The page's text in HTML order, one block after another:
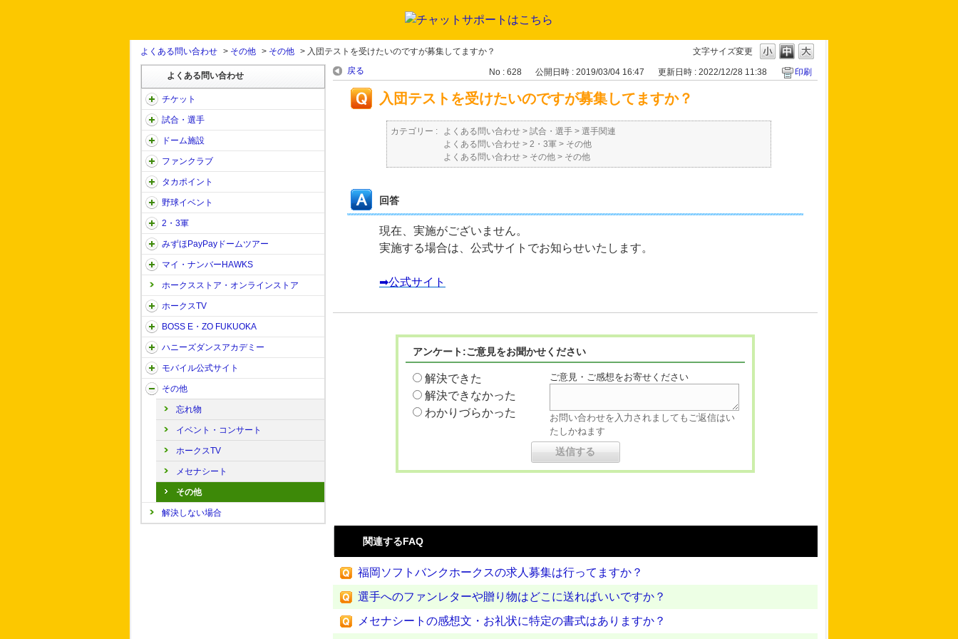
文字サイズ変更
よくある問い合わせ > その他 > その他 > 入団テストを受けたいのですが募集してますか？
よくある問い合わせ
チケット
試合・選手
ドーム施設
ファンクラブ
タカポイント
野球イベント
2・3軍
みずほPayPayドームツアー
マイ・ナンバーHAWKS
ホークスストア・オンラインストア
ホークスTV
BOSS E・ZO FUKUOKA
ハニーズダンスアカデミー
モバイル公式サイト
その他
忘れ物
イベント・コンサート
ホークスTV
メセナシート
その他
解決しない場合
戻る No : 628 公開日時 : 2019/03/04 16:47 更新日時 : 2022/12/28 11:38 印刷
入団テストを受けたいのですが募集してますか？
カテゴリー : よくある問い合わせ > 試合・選手 > 選手関連
よくある問い合わせ > 2・3軍 > その他
よくある問い合わせ > その他 > その他
回答
現在、実施がございません。
実施する場合は、公式サイトでお知らせいたします。
➡公式サイト
アンケート:ご意見をお聞かせください
解決できた
解決できなかった
わかりづらかった
ご意見・ご感想をお寄せください
お問い合わせを入力されましてもご返信はい
たしかねます
関連するFAQ
福岡ソフトバンクホークスの求人募集は行ってますか？
選手へのファンレターや贈り物はどこに送ればいいですか？
メセナシートの感想文・お礼状に特定の書式はありますか？